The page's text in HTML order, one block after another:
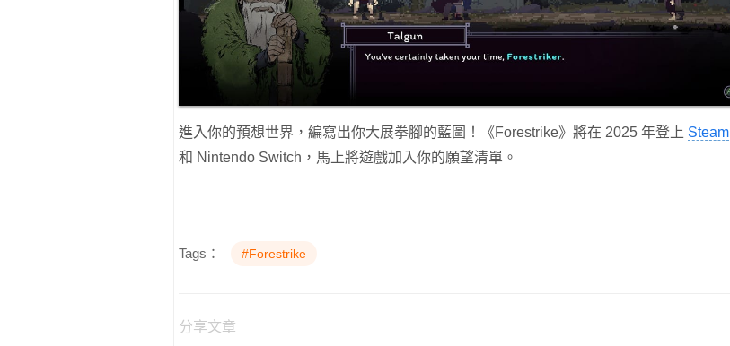
進入你的預想世界，編寫出你大展拳腳的藍圖！《Forestrike》將在 2025 年登上 Steam
和 Nintendo Switch，馬上將遊戲加入你的願望清單。
Tags： #Forestrike
分享文章